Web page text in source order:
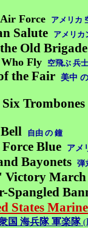
Force
アメリカ
Salute
アメリカ
Old Brigade
Fly
空飛ぶ 兵
the Fair 美中
Six Trombones
自由 の 鐘
Blue
アメ
Bayonets
弾
Victory March
Spangled
States
国 海兵隊 軍楽隊 (